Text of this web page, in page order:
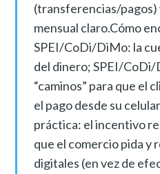
(transferencias/pagos)
mensual claro.Cómo
SPEI/CoDi/DiMo: la
del dinero; SPEI/CoDi/
“caminos” para que el
el pago desde su
práctica: el incentivo
que el comercio pida y
digitales (en vez de